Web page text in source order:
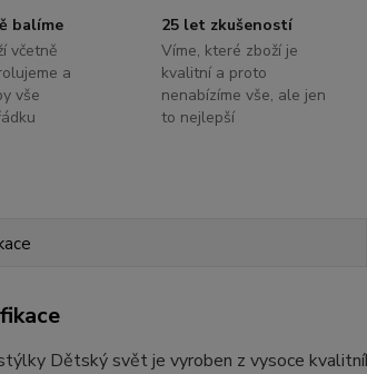
balíme
včetně
a
vše
25 let zkušeností
Víme, které zboží je
kvalitní a proto
nenabízíme vše, ale jen
to nejlepší
Dětský svět je vyroben z vysoce